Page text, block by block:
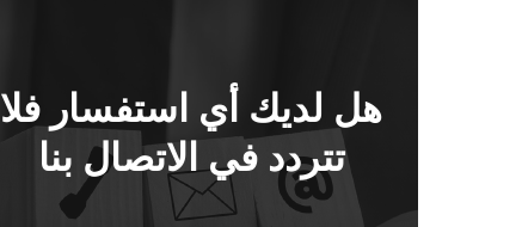
هل لديك أي استفسار فلا
تتردد في الاتصال بنا